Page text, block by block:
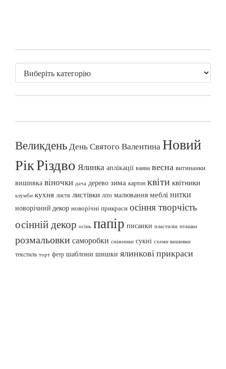
ВеликденьДень Святого ВалентинаНовий
РікРіздво Ялинка аплікації ванна весна витинанки
вишивка віночки дача дерево зима картон квіти квітники
клумби кухня листя листівки літо малювання меблі нитки
новорічний декор новорічні прикраси осіння творчість
осінній декор осінь папір писанки пластилін пташки
розмальовки саморобки сніжинки сукні схеми вишивки
текстиль торт фетр шаблони шишки ялинкові прикраси